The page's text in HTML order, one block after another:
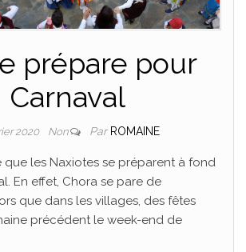
prépare pour
Carnaval
2020 Non Par ROMAINE
que les Naxiotes se préparent à fond
En effet, Chora se pare de
que dans les villages, des fêtes
précédent le week-end de